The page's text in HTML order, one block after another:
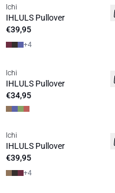
NEUHEIT
Ichi
IHLULS Pullover
€39,95
+4
NEUHEIT
Ichi
IHLULS Pullover
€34,95
NEUHEIT
Ichi
IHLULS Pullover
€39,95
+4